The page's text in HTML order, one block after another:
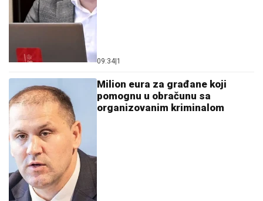
09:34|1
Milion eura za građane koji
pomognu u obračunu sa
organizovanim kriminalom